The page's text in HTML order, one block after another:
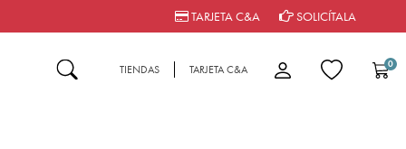
TARJETA C&A SOLICÍTALA
TIENDAS TARJETA C&A 0